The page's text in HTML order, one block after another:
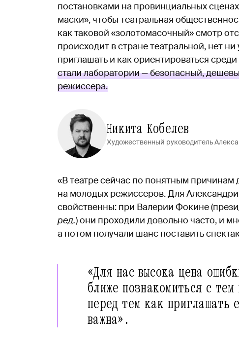
постановками на провинциальных
маски», чтобы театральная
как таковой «золотомасочный» смотр
происходит в стране театральной, нет
приглашать и как ориентироваться
стали лаборатории — безопасный,
режиссера.
Никита Кобелев
Художественный руководитель
«В театре сейчас по понятным причинам
на молодых режиссеров. Для
свойственны: при Валерии Фокине
ред.) они проходили довольно часто, и
а потом получали шанс поставить
«Для нас высока цена
ближе познакомиться с
перед тем как приглашать
важна».